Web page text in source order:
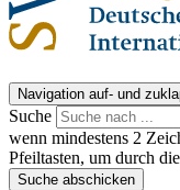
Navigation auf- und
Suche
wenn mindestens 2
Pfeiltasten, um durch
Suche abschicken